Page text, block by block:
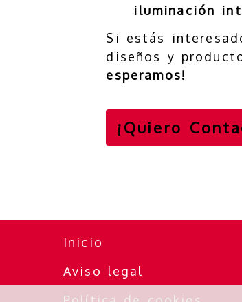
iluminación
Si estás
diseños y
esperamos!
¡Quiero
Inicio
Aviso legal